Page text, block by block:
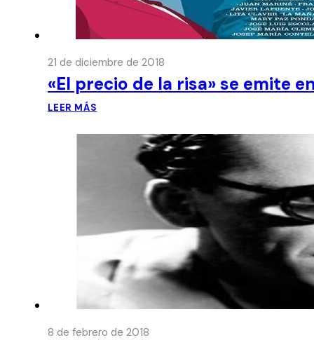
21 de diciembre de 2018
«El precio de la risa» se emite
LEER MÁS
8 de febrero de 2018